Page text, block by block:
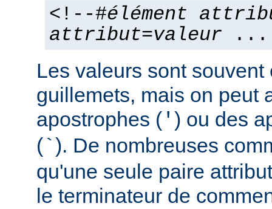
<!--#élément
attribut=valeur ...
Les valeurs sont souvent
guillemets, mais on peut
apostrophes ( ' ) ou des
(`). De nombreuses
qu'une seule paire
le terminateur de